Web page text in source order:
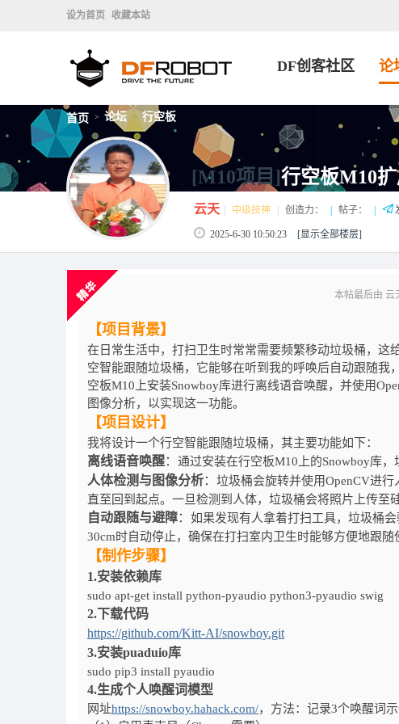
设为首页 收藏本站
DF创客社区 论
首页 > 论坛 > 行空板
[M10项目]行空板M10
云天 中级技神 创造力： 帖子：
2025-6-30 10:50:23 [显示全部楼层]
本帖最后由 云
【项目背景】
在日常生活中，打扫卫生时常常需要频繁移动垃圾桶，
空智能跟随垃圾桶，它能够在听到我的呼唤后自动跟随
空板M10上安装Snowboy库进行离线语音唤醒，并使用
图像分析，以实现这一功能。
【项目设计】
我将设计一个行空智能跟随垃圾桶，其主要功能如下：
离线语音唤醒： 通过安装在行空板M10上的Snowboy库
人体检测与图像分析： 垃圾桶会旋转并使用OpenCV进
直至回到起点。一旦检测到人体，垃圾桶会将照片上传至
自动跟随与避障： 如果发现有人拿着打扫工具，垃圾桶
30cm时自动停止，确保在打扫室内卫生时能够方便地跟随
【制作步骤】
1.安装依赖库
sudo apt-get install python-pyaudio python3-pyaudio swig
2.下载代码
https://github.com/Kitt-AI/snowboy.git
3.安装puaduio库
sudo pip3 install pyaudio
4.生成个人唤醒词模型
网址https://snowboy.hahack.com/，方法：记录3个唤醒词